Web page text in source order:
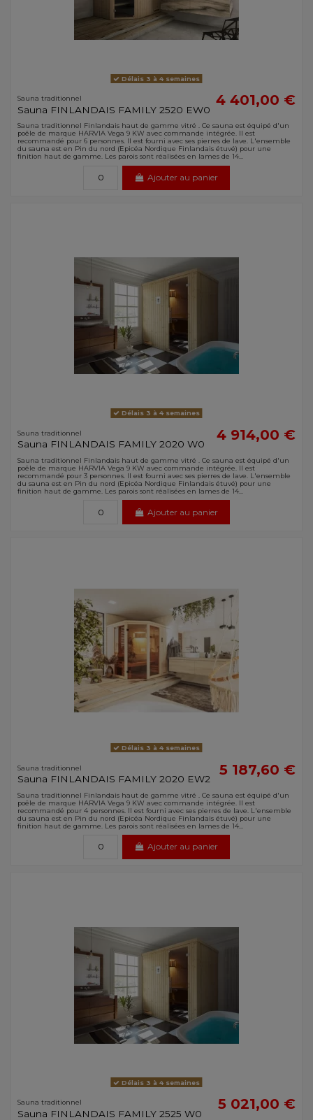
Délais 3 à 4 semaines
Sauna traditionnel
Sauna FINLANDAIS FAMILY 2520 EW0
4 401,00 €
Sauna traditionnel Finlandais haut de gamme vitré . Ce sauna est équipé d'un
poêle de marque HARVIA Vega 9 KW avec commande intégrée. Il est
recommandé pour 6 personnes. Il est fourni avec ses pierres de lave. L'ensemble
du sauna est en Pin du nord (Epicéa Nordique Finlandais étuvé) pour une
finition haut de gamme. Les parois sont réalisées en lames de 14...
Ajouter au panier
Délais 3 à 4 semaines
Sauna traditionnel
Sauna FINLANDAIS FAMILY 2020 W0
4 914,00 €
Sauna traditionnel Finlandais haut de gamme vitré . Ce sauna est équipé d'un
poêle de marque HARVIA Vega 9 KW avec commande intégrée. Il est
recommandé pour 3 personnes. Il est fourni avec ses pierres de lave. L'ensemble
du sauna est en Pin du nord (Epicéa Nordique Finlandais étuvé) pour une
finition haut de gamme. Les parois sont réalisées en lames de 14...
Ajouter au panier
Délais 3 à 4 semaines
Sauna traditionnel
Sauna FINLANDAIS FAMILY 2020 EW2
5 187,60 €
Sauna traditionnel Finlandais haut de gamme vitré . Ce sauna est équipé d'un
poêle de marque HARVIA Vega 9 KW avec commande intégrée. Il est
recommandé pour 4 personnes. Il est fourni avec ses pierres de lave. L'ensemble
du sauna est en Pin du nord (Epicéa Nordique Finlandais étuvé) pour une
finition haut de gamme. Les parois sont réalisées en lames de 14...
Ajouter au panier
Délais 3 à 4 semaines
Sauna traditionnel
Sauna FINLANDAIS FAMILY 2525 W0
5 021,00 €